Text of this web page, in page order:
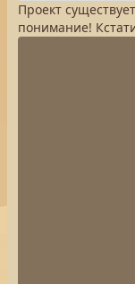
Проект
понимание!